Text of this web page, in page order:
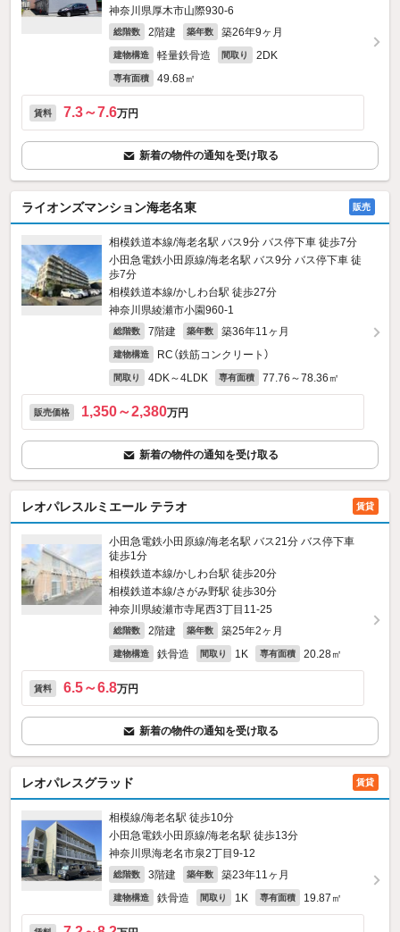
神奈川県厚木市山際930‐6
総階数 2階建 築年数 築26年9ヶ月
建物構造 軽量鉄骨造 間取り 2DK
専有面積 49.68㎡
賃料 7.3～7.6万円
新着の物件の通知を受け取る
ライオンズマンション海老名東 販売
相模鉄道本線/海老名駅 バス9分 バス停下車 徒歩7分
小田急電鉄小田原線/海老名駅 バス9分 バス停下車 徒
歩7分
相模鉄道本線/かしわ台駅 徒歩27分
神奈川県綾瀬市小園960‐1
総階数 7階建 築年数 築36年11ヶ月
建物構造 RC（鉄筋コンクリート）
間取り 4DK～4LDK 専有面積 77.76～78.36㎡
販売価格 1,350～2,380万円
新着の物件の通知を受け取る
レオパレスルミエール テラオ 賃貸
小田急電鉄小田原線/海老名駅 バス21分 バス停下車
徒歩1分
相模鉄道本線/かしわ台駅 徒歩20分
相模鉄道本線/さがみ野駅 徒歩30分
神奈川県綾瀬市寺尾西3丁目11-25
総階数 2階建 築年数 築25年2ヶ月
建物構造 鉄骨造 間取り 1K 専有面積 20.28㎡
賃料 6.5～6.8万円
新着の物件の通知を受け取る
レオパレスグラッド 賃貸
相模線/海老名駅 徒歩10分
小田急電鉄小田原線/海老名駅 徒歩13分
神奈川県海老名市泉2丁目9-12
総階数 3階建 築年数 築23年11ヶ月
建物構造 鉄骨造 間取り 1K 専有面積 19.87㎡